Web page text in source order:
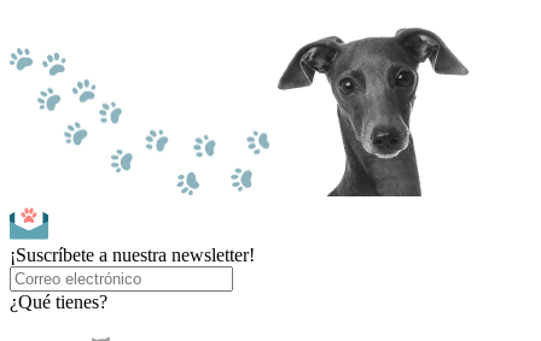
¡Suscríbete a nuestra newsletter!
¿Qué tienes?